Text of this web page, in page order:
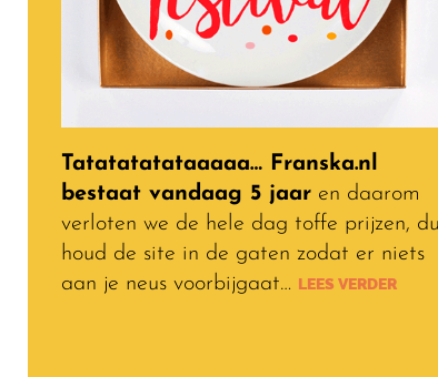
Tatatatatataaaaa… Franska.nl
bestaat vandaag 5 jaar en daarom
verloten we de hele dag toffe prijzen,
houd de site in de gaten zodat er niets
aan je neus voorbijgaat… LEES VERDER